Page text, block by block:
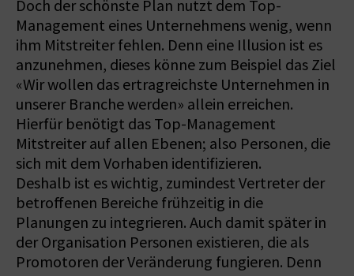
Doch der schönste Plan nutzt dem Top-
Management eines Unternehmens wenig, wenn
ihm Mitstreiter fehlen. Denn eine Illusion ist es
anzunehmen, dieses könne zum Beispiel das Ziel
«Wir wollen das ertragreichste Unternehmen in
unserer Branche werden» allein erreichen.
Hierfür benötigt das Top-Management
Mitstreiter auf allen Ebenen; also Personen, die
sich mit dem Vorhaben identifizieren.
Deshalb ist es wichtig, zumindest Vertreter der
betroffenen Bereiche frühzeitig in die
Planungen zu integrieren. Auch damit später in
der Organisation Personen existieren, die als
Promotoren der Veränderung fungieren. Denn